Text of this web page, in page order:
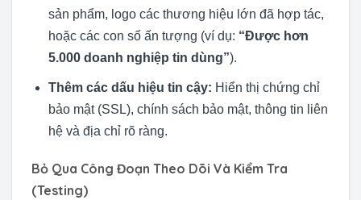
sản phẩm, logo các thương hiệu lớn đã hợp tác,
hoặc các con số ấn tượng (ví dụ: “Được hơn
5.000 doanh nghiệp tin dùng”).
Thêm các dấu hiệu tin cậy: Hiển thị chứng chỉ
bảo mật (SSL), chính sách bảo mật, thông tin liên
hệ và địa chỉ rõ ràng.
Bỏ Qua Công Đoạn Theo Dõi Và Kiểm Tra
(Testing)